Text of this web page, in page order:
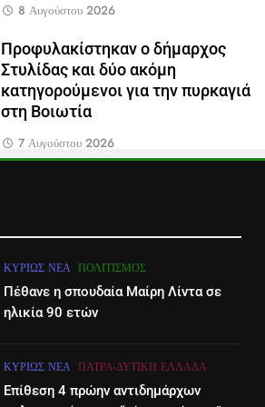
8 Αυγούστου 2026
Προφυλακίστηκαν ο δήμαρχος
Στυλίδας και δύο ακόμη
κατηγορούμενοι για την πυρκαγιά
στη Βοιωτία
7 Αυγούστου 2026
ΚΥΡΊΩΣ ΝΈΑ ΠΟΛΙΤΙΣΜΌΣ
Πέθανε η σπουδαία Μαίρη Λίντα σε
ηλικία 90 ετών
ΚΥΡΊΩΣ ΝΈΑ ΠΆΤΡΑ-ΔΥΤΙΚΉ ΕΛΛΆΔΑ
Επίθεση 4 πρώην αντιδημάρχων